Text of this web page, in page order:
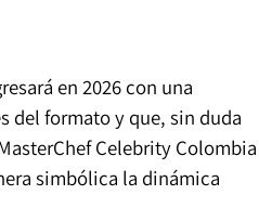
en 2026 con una
del formato y que, sin duda
Celebrity Colombia
simbólica la dinámica